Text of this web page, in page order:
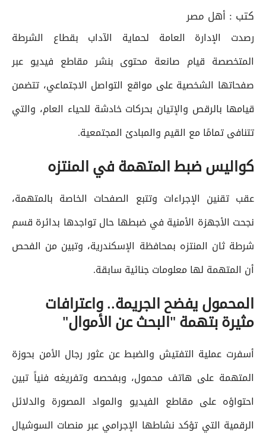
كتب : أهل مصر
رصدت الإدارة العامة لحماية الآداب بقطاع الشرطة
المتخصصة قيام صانعة محتوى بنشر مقاطع فيديو عبر
صفحاتها الشخصية على مواقع التواصل الاجتماعي، تتضمن
قيامها بالرقص والإتيان بحركات خادشة للحياء العام، والتي
تتنافى تمامًا مع القيم والمبادئ المجتمعية.
كواليس ضبط المتهمة في المنتزه
عقب تقنين الإجراءات وتتبع الصفحات الخاصة بالمتهمة،
نجحت الأجهزة الأمنية في ضبطها حال تواجدها بدائرة قسم
شرطة ثان المنتزه بمحافظة الإسكندرية، وتبين من الفحص
أن المتهمة لها معلومات جنائية سابقة.
المحمول يفضح الجريمة.. واعترافات
مثيرة بتهمة "البحث عن الأموال"
أسفرت عملية التفتيش والضبط عن عثور رجال الأمن بحوزة
المتهمة على هاتف محمول، وبفحصه وتفريغه فنياً تبين
احتواؤه على مقاطع الفيديو والمواد المصورة والدلائل
الرقمية التي تؤكد نشاطها الإجرامي عبر منصات السوشيال